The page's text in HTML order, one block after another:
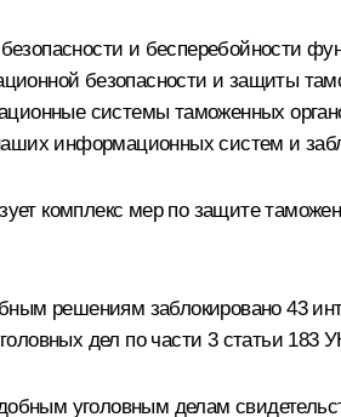
и бесперебойности
безопасности и защиты
системы таможенных
информационных систем и
комплекс мер по защите
решениям заблокировано 43
дел по части 3 статьи 183
уголовным делам